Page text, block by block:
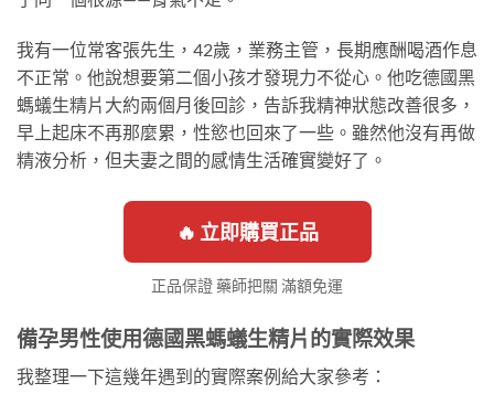
我有一位常客張先生，42歲，業務主管，長期應酬喝酒作息
不正常。他說想要第二個小孩才發現力不從心。他吃德國黑
螞蟻生精片大約兩個月後回診，告訴我精神狀態改善很多，
早上起床不再那麼累，性慾也回來了一些。雖然他沒有再做
精液分析，但夫妻之間的感情生活確實變好了。
🔥 立即購買正品
正品保證 藥師把關 滿額免運
備孕男性使用德國黑螞蟻生精片的實際效果
我整理一下這幾年遇到的實際案例給大家參考：